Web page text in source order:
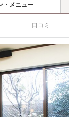
・メニュー
口コミ